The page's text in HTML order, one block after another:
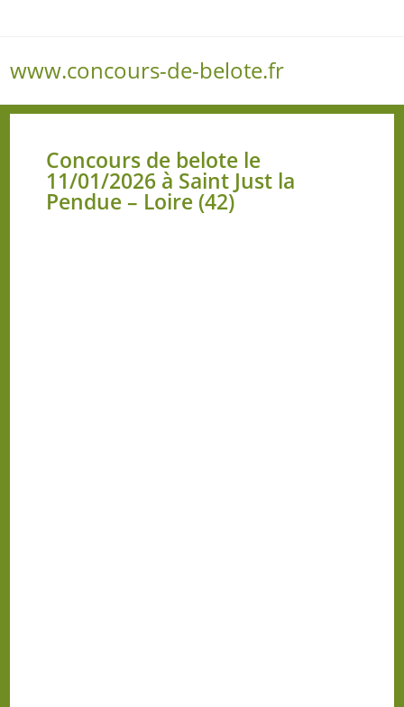
www.concours-de-belote.fr
Concours de belote le
11/01/2026 à Saint Just la
Pendue – Loire (42)